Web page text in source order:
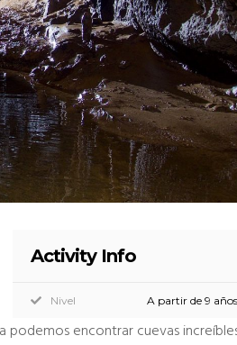
Activity Info
Nivel A partir de 9 años
podemos encontrar cuevas